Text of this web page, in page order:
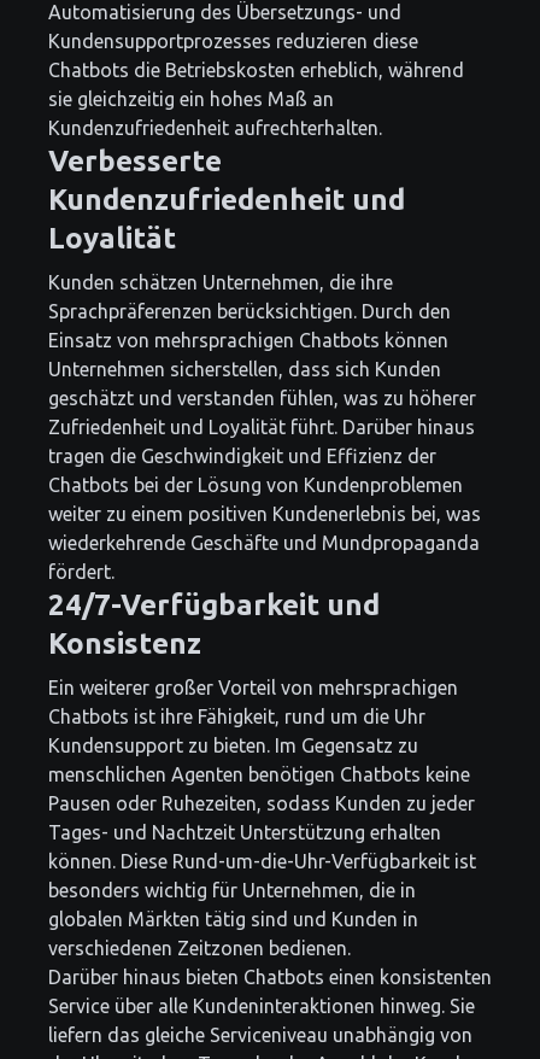
Automatisierung des Übersetzungs- und
Kundensupportprozesses reduzieren diese
Chatbots die Betriebskosten erheblich, während
sie gleichzeitig ein hohes Maß an
Kundenzufriedenheit aufrechterhalten.
Verbesserte
Kundenzufriedenheit und
Loyalität
Kunden schätzen Unternehmen, die ihre
Sprachpräferenzen berücksichtigen. Durch den
Einsatz von mehrsprachigen Chatbots können
Unternehmen sicherstellen, dass sich Kunden
geschätzt und verstanden fühlen, was zu höherer
Zufriedenheit und Loyalität führt. Darüber hinaus
tragen die Geschwindigkeit und Effizienz der
Chatbots bei der Lösung von Kundenproblemen
weiter zu einem positiven Kundenerlebnis bei, was
wiederkehrende Geschäfte und Mundpropaganda
fördert.
24/7-Verfügbarkeit und
Konsistenz
Ein weiterer großer Vorteil von mehrsprachigen
Chatbots ist ihre Fähigkeit, rund um die Uhr
Kundensupport zu bieten. Im Gegensatz zu
menschlichen Agenten benötigen Chatbots keine
Pausen oder Ruhezeiten, sodass Kunden zu jeder
Tages- und Nachtzeit Unterstützung erhalten
können. Diese Rund-um-die-Uhr-Verfügbarkeit ist
besonders wichtig für Unternehmen, die in
globalen Märkten tätig sind und Kunden in
verschiedenen Zeitzonen bedienen.
Darüber hinaus bieten Chatbots einen konsistenten
Service über alle Kundeninteraktionen hinweg. Sie
liefern das gleiche Serviceniveau unabhängig von